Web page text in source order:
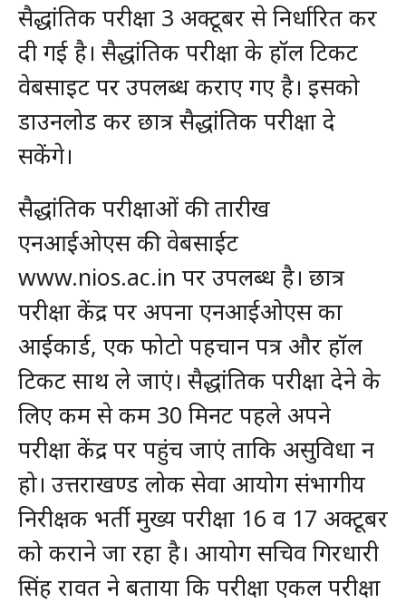
सैद्धांतिक परीक्षा 3 अक्टूबर से निर्धारित कर
दी गई है। सैद्धांतिक परीक्षा के हॉल टिकट
वेबसाइट पर उपलब्ध कराए गए है। इसको
डाउनलोड कर छात्र सैद्धांतिक परीक्षा दे
सकेंगे।
सैद्धांतिक परीक्षाओं की तारीख
एनआईओएस की वेबसाईट
www.nios.ac.in पर उपलब्ध है। छात्र
परीक्षा केंद्र पर अपना एनआईओएस का
आईकार्ड, एक फोटो पहचान पत्र और हॉल
टिकट साथ ले जाएं। सैद्धांतिक परीक्षा देने के
लिए कम से कम 30 मिनट पहले अपने
परीक्षा केंद्र पर पहुंच जाएं ताकि असुविधा न
हो। उत्तराखण्ड लोक सेवा आयोग संभागीय
निरीक्षक भर्ती मुख्य परीक्षा 16 व 17 अक्टूबर
को कराने जा रहा है। आयोग सचिव गिरधारी
सिंह रावत ने बताया कि परीक्षा एकल परीक्षा